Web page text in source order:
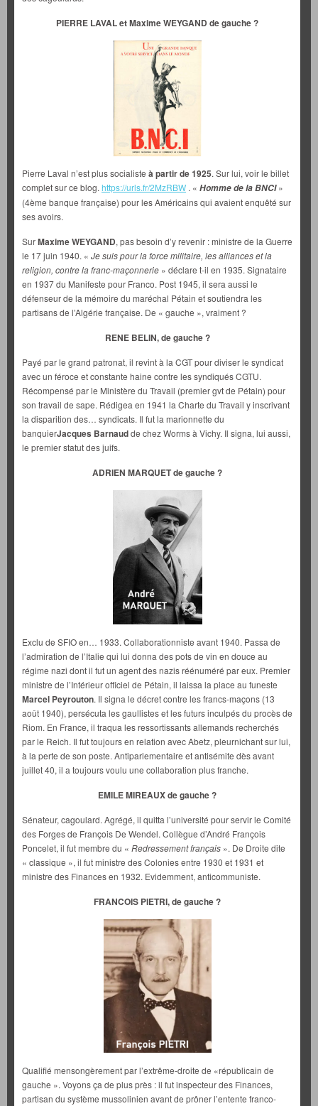
PIERRE LAVAL et Maxime WEYGAND de gauche ?
Pierre Laval n’est plus socialiste à partir de 1925. Sur lui, voir le billet
complet sur ce blog. https://urls.fr/2MzRBW . « Homme de la BNCI»
(4ème banque française) pour les Américains qui avaient enquêté sur
ses avoirs.
SurMaxime WEYGAND, pas besoin d’y revenir : ministre de la Guerre
le 17 juin 1940. « Je suis pour la force militaire, les alliances et la
religion, contre la franc-maçonnerie » déclare t-il en 1935. Signataire
en 1937 du Manifeste pour Franco. Post 1945, il sera aussi le
défenseur de la mémoire du maréchal Pétain et soutiendra les
partisans de l’Algérie française. De « gauche », vraiment ?
RENE BELIN, de gauche ?
Payé par le grand patronat, il revint à la CGT pour diviser le syndicat
avec un féroce et constante haine contre les syndiqués CGTU.
Récompensé par le Ministère du Travail (premier gvt de Pétain) pour
son travail de sape. Rédigea en 1941 la Charte du Travail y inscrivant
la disparition des… syndicats. Il fut la marionnette du
banquierJacques Barnaudde chez Worms à Vichy. Il signa, lui aussi,
le premier statut des juifs.
ADRIEN MARQUET de gauche ?
Exclu de SFIO en… 1933. Collaborationniste avant 1940. Passa de
l’admiration de l’Italie qui lui donna des pots de vin en douce au
régime nazi dont il fut un agent des nazis réénuméré par eux. Premier
ministre de l’Intérieur officiel de Pétain, il laissa la place au funeste
Marcel Peyrouton. Il signa le décret contre les francs-maçons (13
août 1940), persécuta les gaullistes et les futurs inculpés du procès de
Riom. En France, il traqua les ressortissants allemands recherchés
par le Reich. Il fut toujours en relation avec Abetz, pleurnichant sur lui,
à la perte de son poste. Antiparlementaire et antisémite dès avant
juillet 40, il a toujours voulu une collaboration plus franche.
EMILE MIREAUX de gauche ?
Sénateur, cagoulard. Agrégé, il quitta l’université pour servir le Comité
des Forges de François De Wendel. Collègue d’André François
Poncelet, il fut membre du « Redressement français ». De Droite dite
« classique », il fut ministre des Colonies entre 1930 et 1931 et
ministre des Finances en 1932. Evidemment, anticommuniste.
FRANCOIS PIETRI, de gauche ?
Qualifié mensongèrement par l’extrême-droite de «républicain de
gauche ». Voyons ça de plus près : il fut inspecteur des Finances,
partisan du système mussolinien avant de prôner l’entente franco-